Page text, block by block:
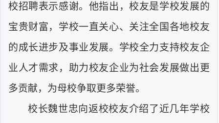
校招聘表示感谢。他指出，校友是学校发展的
宝贵财富，学校一直关心、关注全国各地校友
的成长进步及事业发展。学校全力支持校友企
业人才需求，助力校友企业为社会发展做出更
多贡献，为母校争取更多荣誉。
校长魏世忠向返校校友介绍了近几年学校